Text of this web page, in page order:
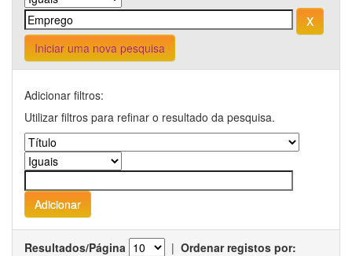
Iniciar uma nova pesquisa
Adicionar filtros:
Utilizar filtros para refinar o resultado da pesquisa.
Resultados/Página | Ordenar registos por: